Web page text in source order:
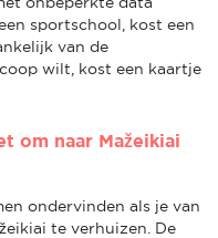
sportschool, kost een
van de
wilt, kost een kaartje
om naar Mažeikiai
ondervinden als je van
te verhuizen. De